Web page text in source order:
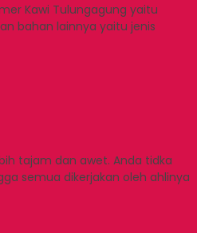
Kawi Tulungagung yaitu
bahan lainnya yaitu jenis
tajam dan awet. Anda tidka
semua dikerjakan oleh ahlinya